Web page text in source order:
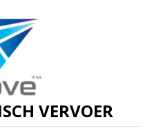
VERVOER